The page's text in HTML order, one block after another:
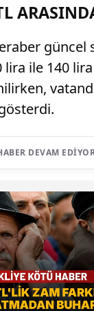
güncel
lira ile 140
DEVAM